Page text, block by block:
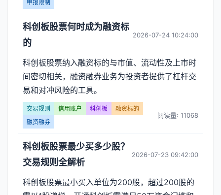
申报限制
科创板股票何时成为融资标
的
2026-07-24 10:24:00
科创板股票纳入融资标的与市值、流动性及上市时
间密切相关，融资融券业务为投资者提供了杠杆交
易和对冲风险的工具。
交易规则 信用账户 科创板
融资标的
融资融券
阅读量: 11068
科创板股票最少买多少股？
交易规则全解析
2026-07-23 09:42:00
科创板股票最小买入单位为200股，超过200股的